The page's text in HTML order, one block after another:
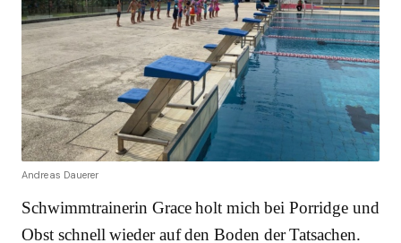
Andreas Dauerer
Schwimmtrainerin Grace holt mich bei Porridge und
Obst schnell wieder auf den Boden der Tatsachen.